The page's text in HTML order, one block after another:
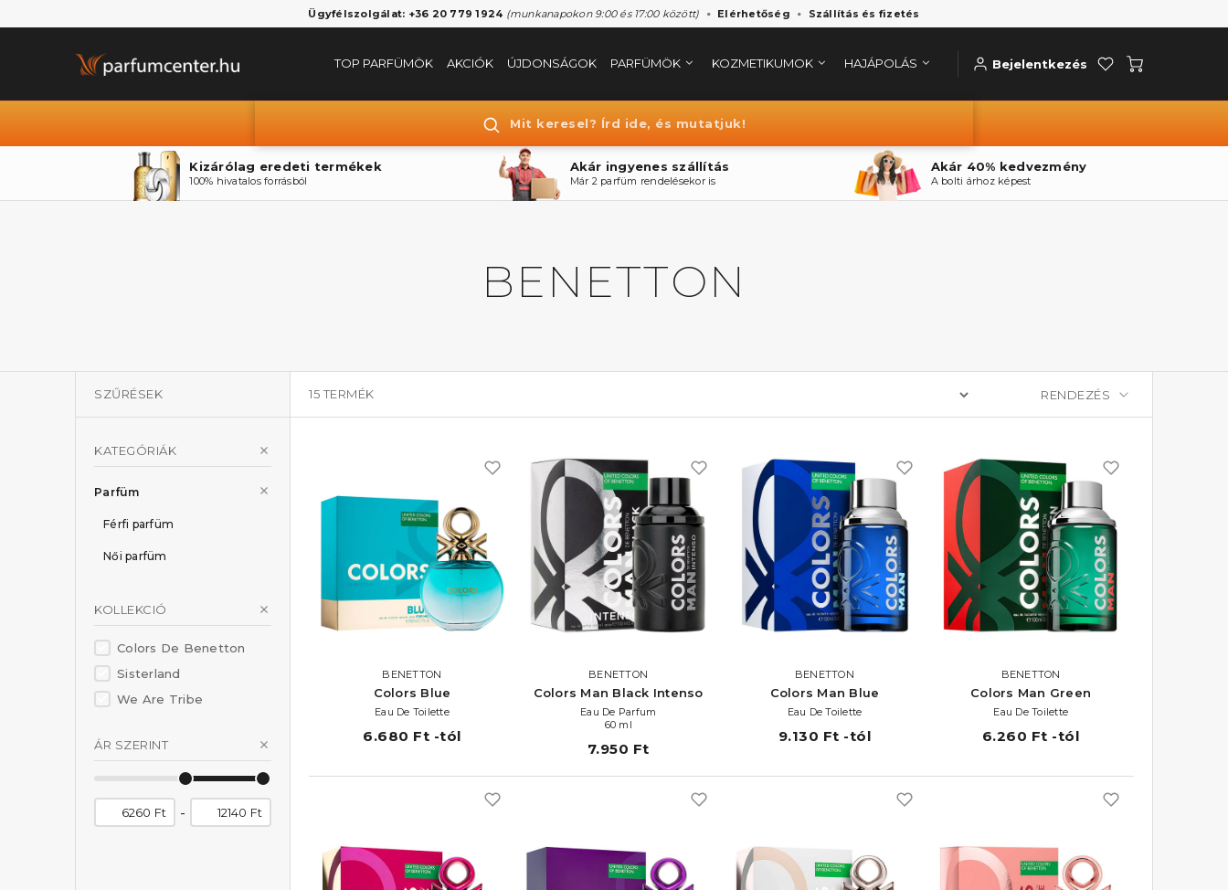
Ügyfélszolgálat: +36 20 779 1924 (munkanapokon 9:00 és 17:00 között) Elérhetőség Szállítás és fizetés
TOP PARFÜMÖK AKCIÓK ÚJDONSÁGOK PARFÜMÖK KOZMETIKUMOK HAJÁPOLÁS Bejelentkezés
Mit keresel? Írd ide, és mutatjuk!
Kizárólag eredeti termékek
100% hivatalos forrásból
Akár ingyenes szállítás
Már 2 parfüm rendelésekor is
Akár 40% kedvezmény
A bolti árhoz képest
BENETTON
SZŰRÉSEK
KATEGÓRIÁK
Parfüm
Férfi parfüm
Női parfüm
KOLLEKCIÓ
Colors De Benetton
Sisterland
We Are Tribe
ÁR SZERINT
Ft - Ft
15 TERMÉK
BENETTON
Colors Blue
Eau De Toilette
6.680 Ft -tól
BENETTON
Colors Man Black Intenso
Eau De Parfum
60 ml
7.950 Ft
BENETTON
Colors Man Blue
Eau De Toilette
9.130 Ft -tól
BENETTON
Colors Man Green
Eau De Toilette
6.260 Ft -tól